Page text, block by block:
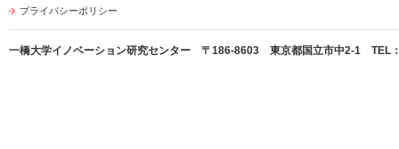
プライバシーポリシー
一橋大学イノベーション研究センター 〒186-8603 東京都国立市中2-1 TEL